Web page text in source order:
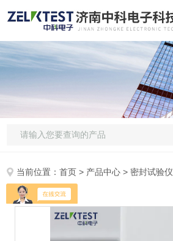
当前位置：首页 > 产品中心 > 密封试验仪